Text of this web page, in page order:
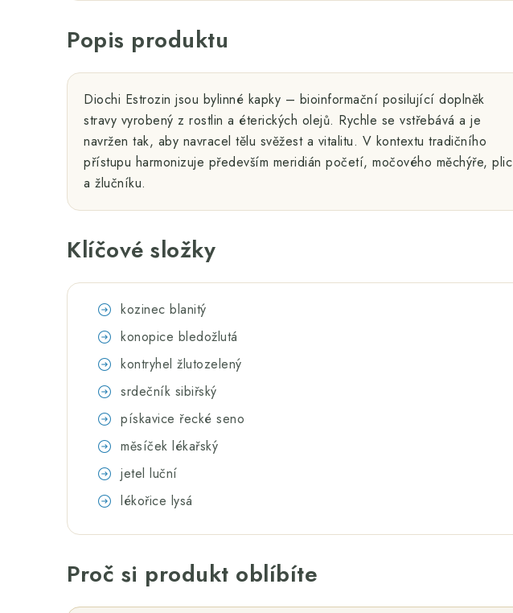
Popis produktu
Diochi Estrozin jsou bylinné kapky – bioinformační posilující doplněk
stravy vyrobený z rostlin a éterických olejů. Rychle se vstřebává a je
navržen tak, aby navracel tělu svěžest a vitalitu. V kontextu tradičního
přístupu harmonizuje především meridián početí, močového měchýře, plic
a žlučníku.
Klíčové složky
kozinec blanitý
konopice bledožlutá
kontryhel žlutozelený
srdečník sibiřský
pískavice řecké seno
měsíček lékařský
jetel luční
lékořice lysá
Proč si produkt oblíbíte